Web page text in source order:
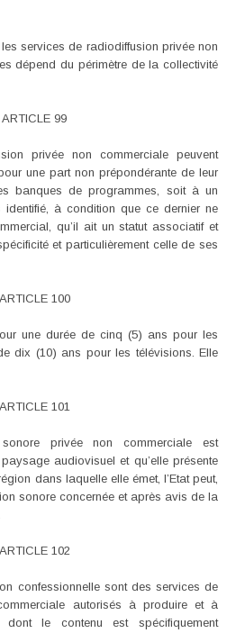
services de radiodiffusion privée non
dépend du périmètre de la collectivité
ARTICLE 99
privée non commerciale peuvent
une part non prépondérante de leur
banques de programmes, soit à un
identifié, à condition que ce dernier ne
qu’il ait un statut associatif et
et particulièrement celle de ses
ARTICLE 100
une durée de cinq (5) ans pour les
dix (10) ans pour les télévisions. Elle
ARTICLE 101
sonore privée non commerciale est
audiovisuel et qu’elle présente
dans laquelle elle émet, l’Etat peut,
sonore concernée et après avis de la
ARTICLE 102
confessionnelle sont des services de
autorisés à produire et à
dont le contenu est spécifiquement